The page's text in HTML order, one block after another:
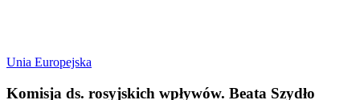
Unia Europejska
Komisja ds. rosyjskich wpływów. Beata Szydło